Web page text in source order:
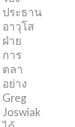
ประธาน
อาวุโส
ฝ่าย
การ
ตลา
อย่าง
Greg
Joswiak
ทาง
รอง
ประธาน
อาวุโส
ฝ่าย
การ
ตลาด
ของ